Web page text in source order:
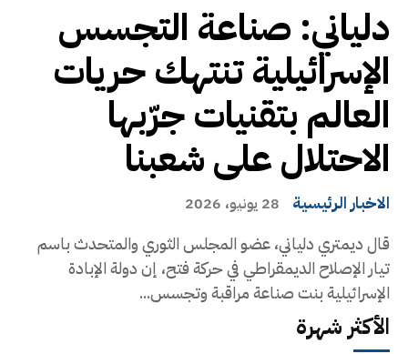
دلياني: صناعة التجسس
الإسرائيلية تنتهك حريات
العالم بتقنيات جرّبها
الاحتلال على شعبنا
الاخبار الرئيسية 28 يونيو، 2026
قال ديمتري دلياني، عضو المجلس الثوري والمتحدث باسم
تيار الإصلاح الديمقراطي في حركة فتح، إن دولة الإبادة
الإسرائيلية بنت صناعة مراقبة وتجسس...
الأكثر شهرة